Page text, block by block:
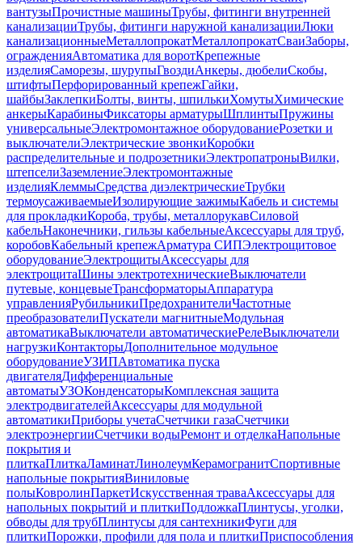
вантузыПрочистные машиныТрубы, фитинги внутренней
канализацииТрубы, фитинги наружной канализацииЛюки
канализационныеМеталлопрокатМеталлопрокатСваиЗаборы,
огражденияАвтоматика для воротКрепежные
изделияСаморезы, шурупыГвоздиАнкеры, дюбелиСкобы,
штифтыПерфорированный крепежГайки,
шайбыЗаклепкиБолты, винты, шпилькиХомутыХимические
анкерыКарабиныФиксаторы арматурыШплинтыПружины
универсальныеЭлектромонтажное оборудованиеРозетки и
выключателиЭлектрические звонкиКоробки
распределительные и подрозетникиЭлектропатроныВилки,
штепселиЗаземлениеЭлектромонтажные
изделияКлеммыСредства диэлектрическиеТрубки
термоусаживаемыеИзолирующие зажимыКабель и системы
для прокладкиКороба, трубы, металлорукавСиловой
кабельНаконечники, гильзы кабельныеАксессуары для труб,
коробовКабельный крепежАрматура СИПЭлектрощитовое
оборудованиеЭлектрощитыАксессуары для
электрощитаШины электротехническиеВыключатели
путевые, концевыеТрансформаторыАппаратура
управленияРубильникиПредохранителиЧастотные
преобразователиПускатели магнитныеМодульная
автоматикаВыключатели автоматическиеРелеВыключатели
нагрузкиКонтакторыДополнительное модульное
оборудованиеУЗИПАвтоматика пуска
двигателяДифференциальные
автоматыУЗОКонденсаторыКомплексная защита
электродвигателейАксессуары для модульной
автоматикиПриборы учетаСчетчики газаСчетчики
электроэнергииСчетчики водыРемонт и отделкаНапольные
покрытия и
плиткаПлиткаЛаминатЛинолеумКерамогранитСпортивные
напольные покрытияВиниловые
полыКовролинПаркетИскусственная траваАксессуары для
напольных покрытий и плиткиПодложкаПлинтусы, уголки,
обводы для трубПлинтусы для сантехникиФуги для
плиткиПорожки, профили для пола и плиткиПриспособления